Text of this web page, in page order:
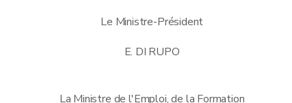
Le Ministre-Président
E. DI RUPO
La Ministre de l'Emploi, de la Formation